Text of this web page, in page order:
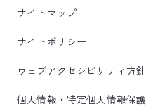
サイトマップ
サイトポリシー
ウェブアクセシビリティ方針
個人情報・特定個人情報保護